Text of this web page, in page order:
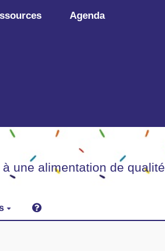
Agenda
une alimentation de qualité